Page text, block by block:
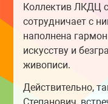
Коллектив ЛКДЦ
сотрудничает с
наполнена
искусству и
живописи.
Действительно,
Степанович,